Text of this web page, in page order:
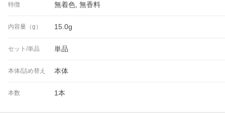
特徴 無着色, 無香料
内容量（g） 15.0g
セット/単品 単品
本体/詰め替え 本体
本数 1本